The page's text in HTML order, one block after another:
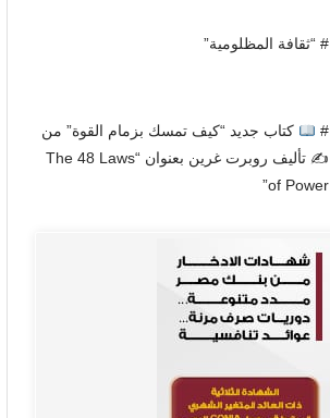
# “ثقافة المظلومية”
#
كتاب جديد “كيف تمسك بزمام القوة” من
✍
تأليف روبرت غرين بعنوان “The 48 Laws
of Power”